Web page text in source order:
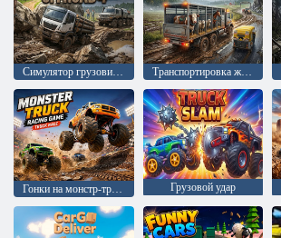
Симулятор грузовика по бездорожью 4 Транспортировка животных
Грузовой удар